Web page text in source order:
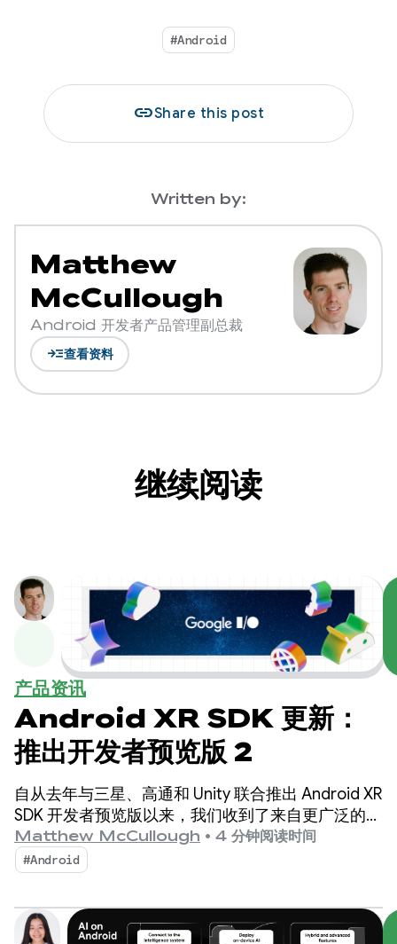
#Android
linkShare this post
Written by:
Matthew
McCullough
Android 开发者产品管理副总裁
read_more查看资料
继续阅读
产品资讯
Android XR SDK 更新：
推出开发者预览版 2
自从去年与三星、高通和 Unity 联合推出 Android XR
SDK 开发者预览版以来，我们收到了来自更广泛的
Android 社区的众多反馈，这让我们感到非常兴奋。
Matthew McCullough • 4 分钟阅读时间
#Android